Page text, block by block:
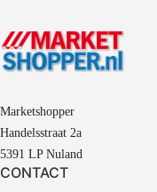
Marketshopper
Handelsstraat 2a
5391 LP Nuland
CONTACT